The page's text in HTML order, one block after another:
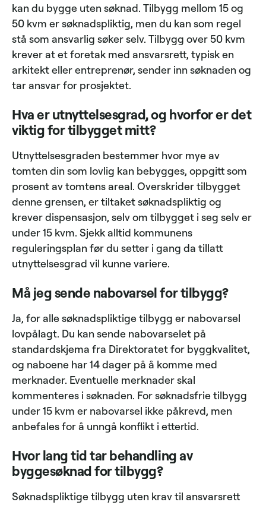
kan du bygge uten søknad. Tilbygg mellom 15 og
50 kvm er søknadspliktig, men du kan som regel
stå som ansvarlig søker selv. Tilbygg over 50 kvm
krever at et foretak med ansvarsrett, typisk en
arkitekt eller entreprenør, sender inn søknaden og
tar ansvar for prosjektet.
Hva er utnyttelsesgrad, og hvorfor er det
viktig for tilbygget mitt?
Utnyttelsesgraden bestemmer hvor mye av
tomten din som lovlig kan bebygges, oppgitt som
prosent av tomtens areal. Overskrider tilbygget
denne grensen, er tiltaket søknadspliktig og
krever dispensasjon, selv om tilbygget i seg selv er
under 15 kvm. Sjekk alltid kommunens
reguleringsplan før du setter i gang da tillatt
utnyttelsesgrad vil kunne variere.
Må jeg sende nabovarsel for tilbygg?
Ja, for alle søknadspliktige tilbygg er nabovarsel
lovpålagt. Du kan sende nabovarselet på
standardskjema fra Direktoratet for byggkvalitet,
og naboene har 14 dager på å komme med
merknader. Eventuelle merknader skal
kommenteres i søknaden. For søknadsfrie tilbygg
under 15 kvm er nabovarsel ikke påkrevd, men
anbefales for å unngå konflikt i ettertid.
Hvor lang tid tar behandling av
byggesøknad for tilbygg?
Søknadspliktige tilbygg uten krav til ansvarsrett